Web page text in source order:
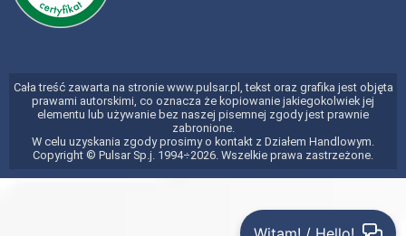
Cała treść zawarta na stronie www.pulsar.pl, tekst oraz grafika jest objęta
prawami autorskimi, co oznacza że kopiowanie jakiegokolwiek jej
elementu lub używanie bez naszej pisemnej zgody jest prawnie
zabronione.
W celu uzyskania zgody prosimy o kontakt z Działem Handlowym.
Copyright © Pulsar Sp.j. 1994÷2026. Wszelkie prawa zastrzeżone.